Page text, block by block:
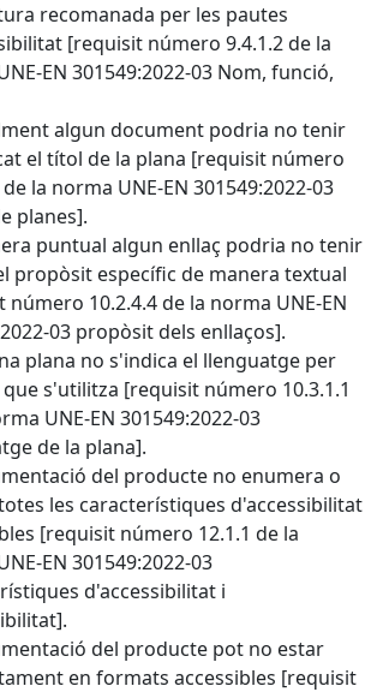
recomanada per les pautes
[requisit número 9.4.1.2 de la
EN 301549:2022-03 Nom, funció,
algun document podria no tenir
el títol de la plana [requisit número
de la norma UNE-EN 301549:2022-03
planes].
puntual algun enllaç podria no tenir
propòsit específic de manera textual
número 10.2.4.4 de la norma UNE-EN
03 propòsit dels enllaços].
plana no s'indica el llenguatge per
s'utilitza [requisit número 10.3.1.1
UNE-EN 301549:2022-03
de la plana].
del producte no enumera o
les característiques d'accessibilitat
[requisit número 12.1.1 de la
EN 301549:2022-03
d'accessibilitat i
del producte pot no estar
en formats accessibles [requisit